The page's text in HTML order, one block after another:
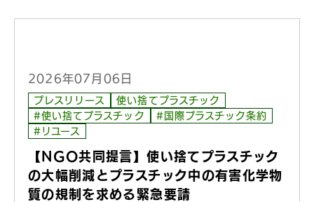
2026年07月06日
プレスリリース
使い捨てプラスチック
#使い捨てプラスチック
#国際プラスチック条約
#リユース
【NGO共同提言】使い捨てプラスチック
の大幅削減とプラスチック中の有害化学物
質の規制を求める緊急要請